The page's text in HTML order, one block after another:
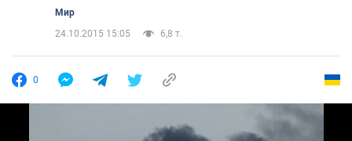
Мир
24.10.2015 15:05
6,8 т.
0